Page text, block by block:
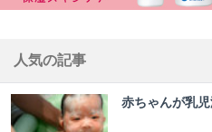
人気の記事
赤ちゃんが乳